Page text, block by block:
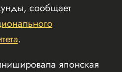
сообщает
.
японская